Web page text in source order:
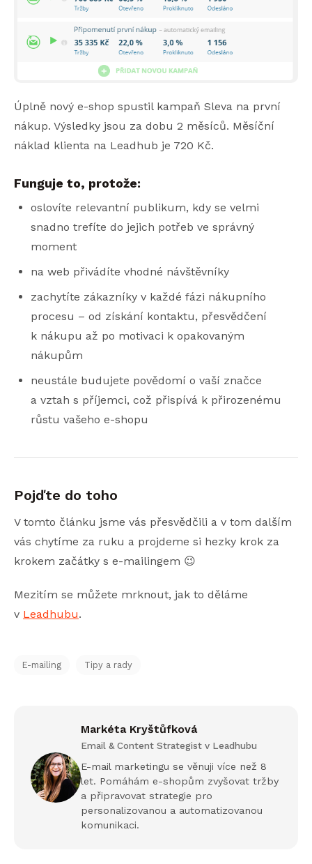
Úplně nový e-shop spustil kampaň Sleva na první
nákup. Výsledky jsou za dobu 2 měsíců. Měsíční
náklad klienta na Leadhub je 720 Kč.
Funguje to, protože:
oslovíte relevantní publikum, kdy se velmi
snadno trefíte do jejich potřeb ve správný
moment
na web přivádíte vhodné návštěvníky
zachytíte zákazníky v každé fázi nákupního
procesu – od získání kontaktu, přesvědčení
k nákupu až po motivaci k opakovaným
nákupům
neustále budujete povědomí o vaší značce
a vztah s příjemci, což přispívá k přirozenému
růstu vašeho e-shopu
Pojďte do toho
V tomto článku jsme vás přesvědčili a v tom dalším
vás chytíme za ruku a projdeme si hezky krok za
krokem začátky s e-mailingem 😉
Mezitím se můžete mrknout, jak to děláme
v Leadhubu.
E-mailing Tipy a rady
Markéta Kryštůfková
Email & Content Strategist v Leadhubu
E-mail marketingu se věnuji více než 8
let. Pomáhám e-shopům zvyšovat tržby
a připravovat strategie pro
personalizovanou a automatizovanou
komunikaci.